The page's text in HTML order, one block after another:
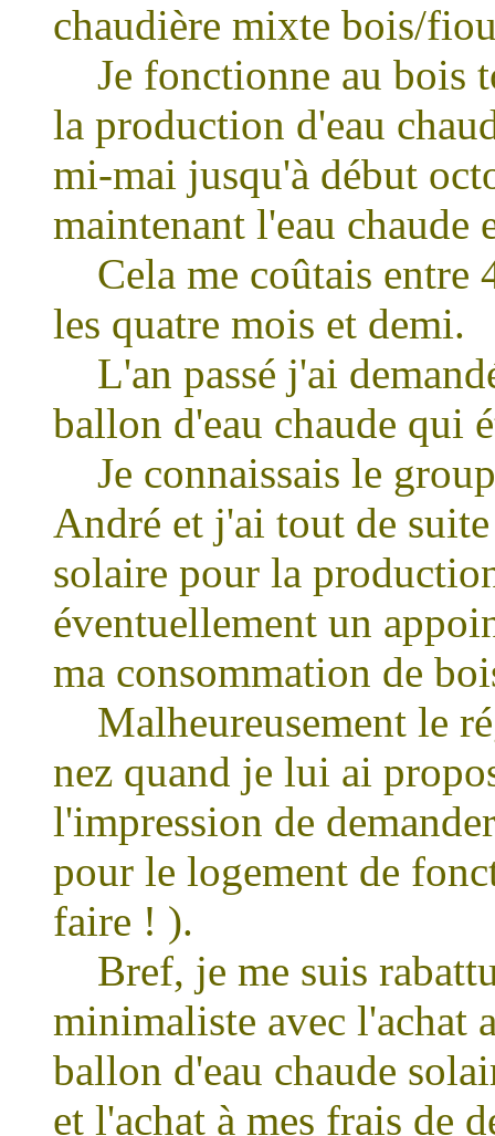
chaudière mixte bois/
Je fonctionne au bois
la production d'eau
mi-mai jusqu'à début
maintenant l'eau
Cela me coûtais entre
les quatre mois et demi.
L'an passé j'ai
ballon d'eau chaude qui
Je connaissais le
André et j'ai tout de
solaire pour la
éventuellement un
ma consommation de
Malheureusement le
nez quand je lui ai
l'impression de
pour le logement de
faire ! ).
Bref, je me suis
minimaliste avec l'achat
ballon d'eau chaude
et l'achat à mes frais de